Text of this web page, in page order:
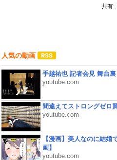
共有:
人気の動画
手越祐也 記者会見 舞台
youtube.com
間違えてストロングゼロ
youtube.com
【漫画】美人なのに結婚
画】
youtube.com